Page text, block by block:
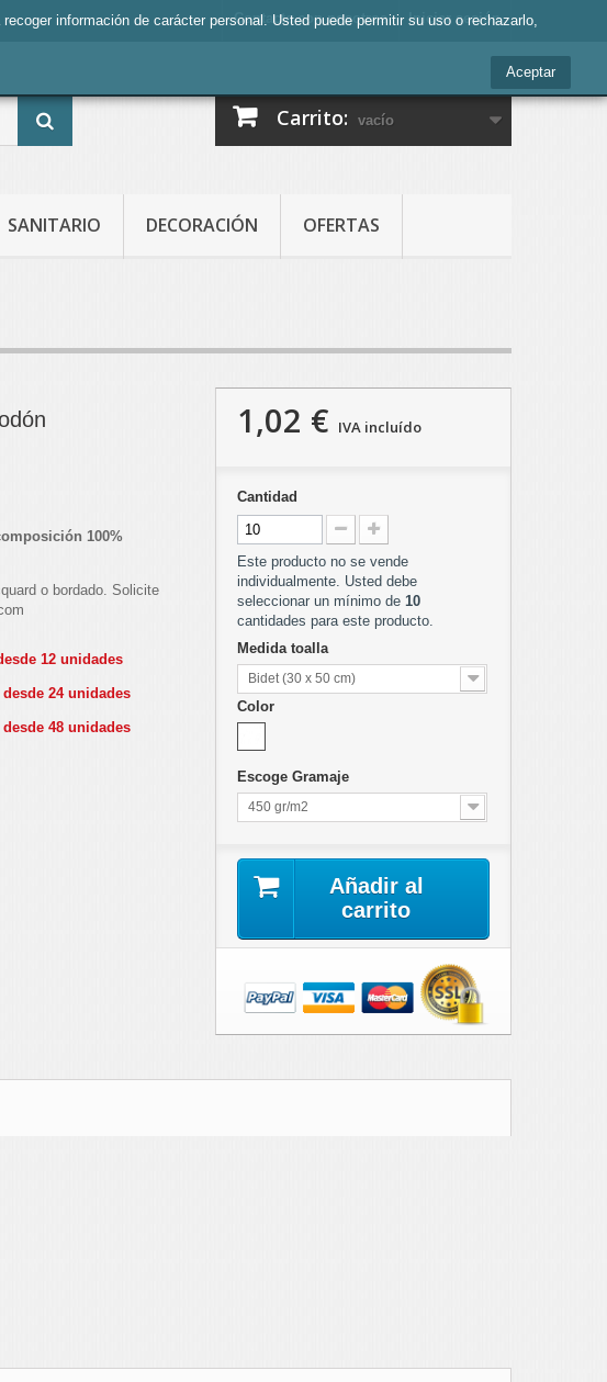
Iniciar sesión
Contacte con nosotros
Carrito: vacío
SANITARIO DECORACIÓN OFERTAS
100%
o bordado. Solicite
12 unidades
24 unidades
48 unidades
1,02 € IVA incluído
Cantidad
Este producto no se vende
individualmente. Usted debe
seleccionar un mínimo de 10
cantidades para este producto.
Medida toalla
Bidet (30 x 50 cm)
Color
Escoge Gramaje
450 gr/m2
Añadir al
carrito
información de carácter personal. Usted puede permitir su uso o rechazarlo,
Aceptar